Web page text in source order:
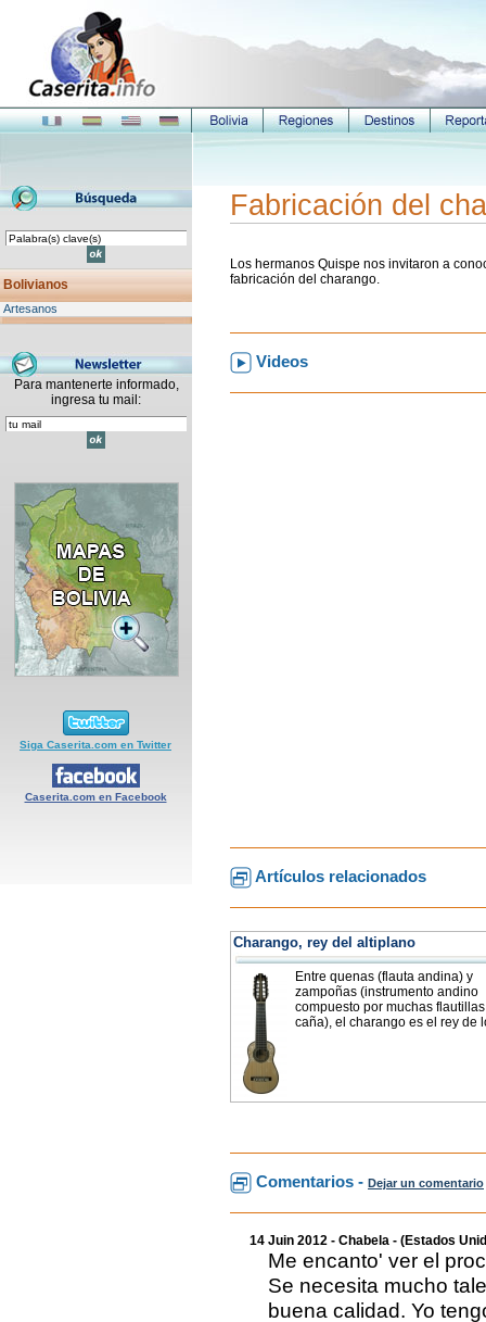
Bolivianos
Artesanos
Para mantenerte informado,
ingresa tu mail:
Siga Caserita.com en Twitter
Caserita.com en Facebook
Fabricación del
Los hermanos Quispe nos invitaron a
fabricación del charango.
Videos
Artículos relacionados
Charango, rey del altiplano
Entre quenas (flauta andina) y
zampoñas (instrumento andino
compuesto por muchas
caña), el charango es el rey de
Comentarios - Dejar un comentario
14 Juin 2012 - Chabela - (Estados
Me encanto' ver el
Se necesita mucho
buena calidad. Yo